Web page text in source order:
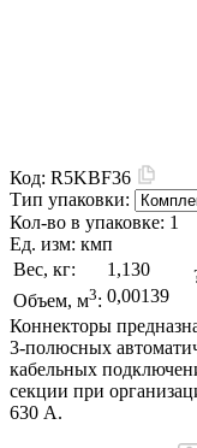
Код: R5KBF36
Тип упаковки:
Кол-во в упаковке: 1
Ед. изм: кмп
Вес, кг:
1,130
Объем, м3: 0,00139
Коннекторы
3-полюсных
кабельных
секции при
630 А.